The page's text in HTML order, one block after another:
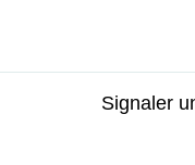
Signaler